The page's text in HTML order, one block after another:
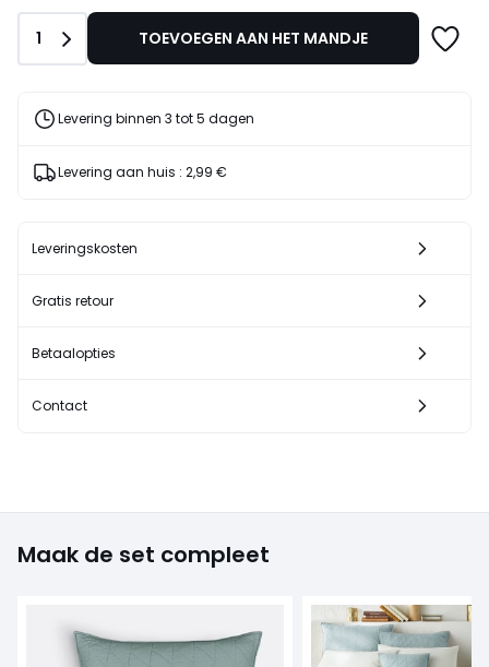
van
54,99
toegepast.
code
LAST
Aantal
1 TOEVOEGEN AAN HET MANDJE
Levering binnen 3 tot 5 dagen
Levering aan huis : 2,99 €
Leveringskosten
Gratis retour
Betaalopties
Contact
Maak de set compleet